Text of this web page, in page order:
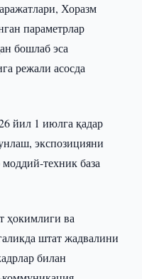
Хоразм
параметрлар
бошлаб эса
режали асосда
йил 1 июлга қадар
экспозицияни
техник база
ҳокимлиги ва
штат жадвалини
билан